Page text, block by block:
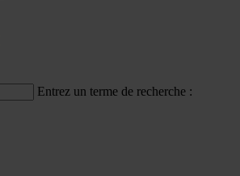
Entrez un terme de recherche :